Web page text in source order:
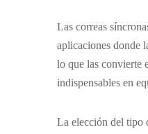
Las correas
aplicaciones donde
lo que las convierte
indispensables en
La elección del tipo